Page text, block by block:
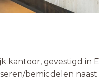
kantoor, gevestigd in
bemiddelen